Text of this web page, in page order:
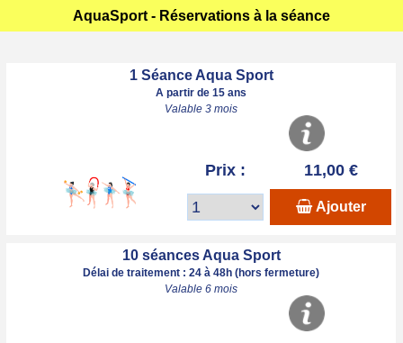
AquaSport - Réservations à la séance
1 Séance Aqua Sport
A partir de 15 ans
Valable 3 mois
Prix : 11,00 €
Ajouter
10 séances Aqua Sport
Délai de traitement : 24 à 48h (hors fermeture)
Valable 6 mois